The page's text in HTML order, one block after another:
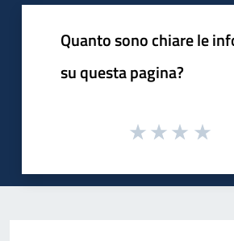
Quanto sono chiare le
su questa pagina?